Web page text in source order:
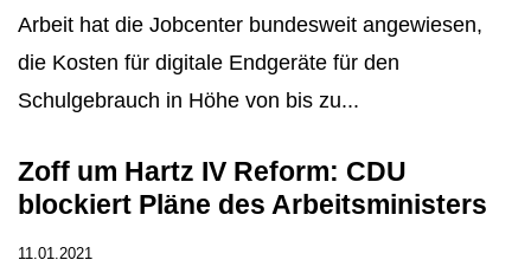
Arbeit hat die Jobcenter bundesweit angewiesen,
die Kosten für digitale Endgeräte für den
Schulgebrauch in Höhe von bis zu...
Zoff um Hartz IV Reform: CDU
blockiert Pläne des Arbeitsministers
11.01.2021